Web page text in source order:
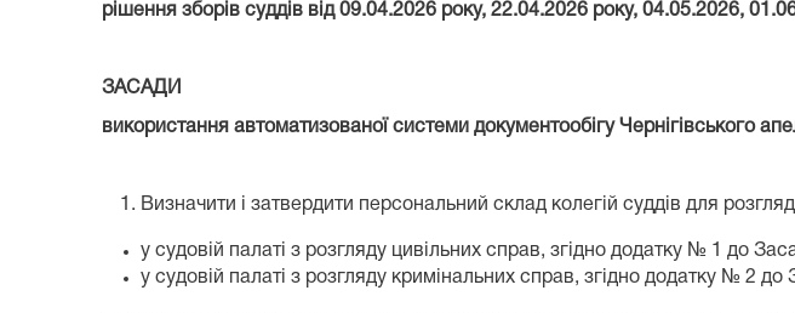
рішення зборів суддів від 09.04.2026 року, 22.04.2026 року, 04.05.2026,
ЗАСАДИ
використання автоматизованої системи документообігу Чернігівського
Визначити і затвердити персональний склад колегій суддів для
у судовій палаті з розгляду цивільних справ, згідно додатку № 1 до
у судовій палаті з розгляду кримінальних справ, згідно додатку № 2 до